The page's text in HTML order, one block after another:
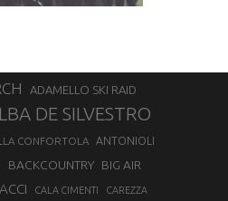
ADAMELLO SKI RAID
DE SILVESTRO
CONFORTOLA ANTONIOLI
BACKCOUNTRY BIG AIR
CALA CIMENTI CAREZZA